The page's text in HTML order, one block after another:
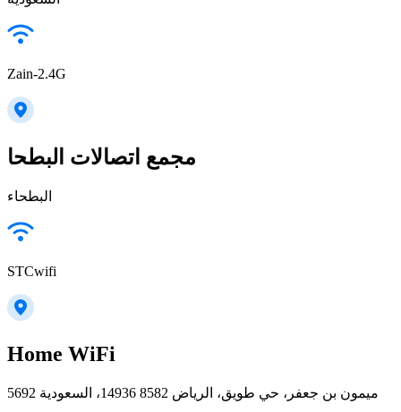
Zain-2.4G
مجمع اتصالات البطحا
البطحاء
STCwifi
Home WiFi
5692 ميمون بن جعفر، حي طويق، الرياض 14936 8582، السعودية